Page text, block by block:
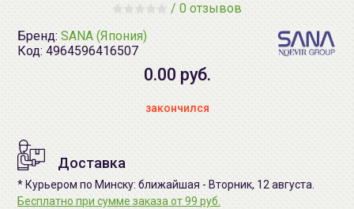
/ 0 отзывов
Бренд: SANA (Япония)
Код: 4964596416507
0.00 руб.
закончился
Доставка
* Курьером по Минску: ближайшая - Вторник, 12 августа.
Бесплатно при сумме заказа от 99 руб.